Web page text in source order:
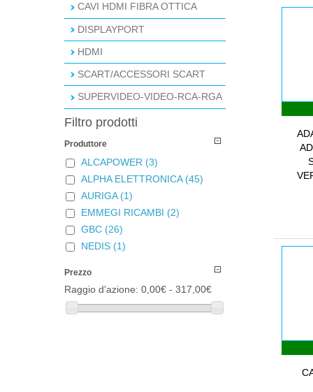
CAVI HDMI FIBRA OTTICA
DISPLAYPORT
HDMI
SCART/ACCESSORI SCART
SUPERVIDEO-VIDEO-RCA-RGA
Filtro prodotti
Produttore
ALCAPOWER (3)
ALPHA ELETTRONICA (45)
AURIGA (1)
EMMEGI RICAMBI (2)
GBC (26)
NEDIS (1)
Prezzo
Raggio d'azione: 0,00€ - 317,00€